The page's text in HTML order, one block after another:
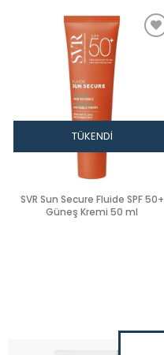
TÜKENDI
SVR Sun Secure Fluide SPF 50+
Güneş Kremi 50 ml